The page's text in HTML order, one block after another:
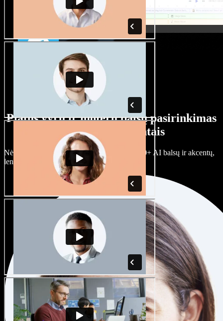
Platus vyrų ir moterų balsų pasirinkimas
su įvairiais akcentais
Nėra dviejų vienodų projektų. Rinkitės iš 100+ AI balsų ir akcentų,
lengvai juos prisitaikykite.